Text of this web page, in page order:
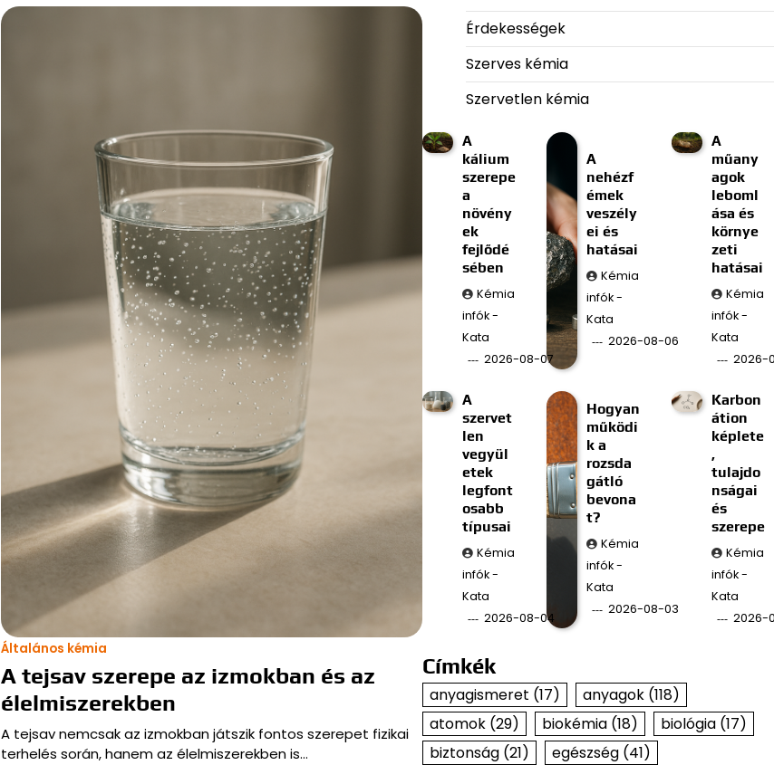
Általános kémia
A tejsav szerepe az izmokban és az
élelmiszerekben
A tejsav nemcsak az izmokban játszik fontos szerepet fizikai
terhelés során, hanem az élelmiszerekben is…
Érdekességek
Szerves kémia
Szervetlen kémia
A
kálium
szerepe
a
növény
ek
fejlődé
sében
Kémia
infók -
Kata
2026-08-07
A
nehézf
émek
veszély
ei és
hatásai
Kémia
infók -
Kata
2026-08-06
A
műany
agok
leboml
ása és
környe
zeti
hatásai
Kémia
infók -
Kata
2026-
A
szervet
len
vegyül
etek
legfont
osabb
típusai
Kémia
infók -
Kata
2026-08-04
Hogyan
működi
k a
rozsda
gátló
bevona
t?
Kémia
infók -
Kata
2026-08-03
Karbon
átion
képlete
,
tulajdo
nságai
és
szerepe
Kémia
infók -
Kata
2026-
Címkék
anyagismeret (17) anyagok(118)
atomok(29) biokémia(18) biológia(17)
biztonság(21) egészség(41)